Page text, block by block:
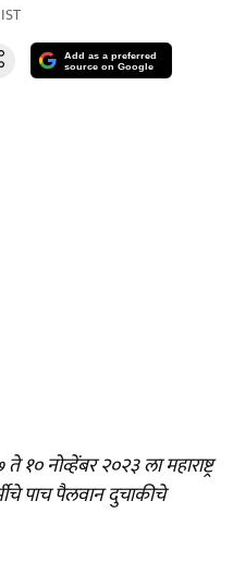
IST
Add as a preferred
source on Google
नोव्हेंबर २०२३ ला महाराष्ट्र
पाच पैलवान दुचाकीचे